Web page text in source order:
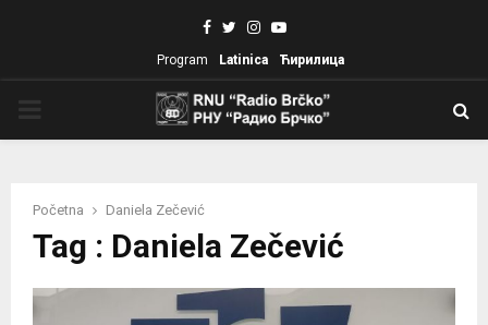
Facebook
TwitterInstagram
Youtube
Program Latinica Ћирилица
Početna Daniela Zečević
Tag : Daniela Zečević